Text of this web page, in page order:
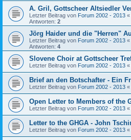
A. Gril, Gottscheer Altsiedler
Letzter Beitrag von Forum 2002 - 2013 «
Antworten: 2
Jörg Haider und die "Herren"
Letzter Beitrag von Forum 2002 - 2013 «
Antworten: 4
Slovene Choir at Gottscheer
Letzter Beitrag von Forum 2002 - 2013 «
Brief an den Botschafter - Ein
Letzter Beitrag von Forum 2002 - 2013 «
Open Letter to Members of the
Letzter Beitrag von Forum 2002 - 2013 «
Letter to the GHGA - John
Letzter Beitrag von Forum 2002 - 2013 «